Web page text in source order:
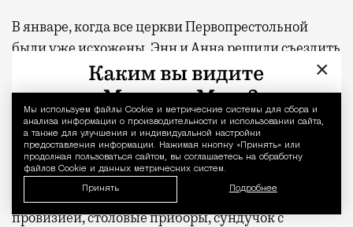
В январе, когда все церкви Первопрестольной
были уже исхожены, Энн и Анна решили съездить
в Троице-Сергиеву лавру. Письмом на имя
настоятеля их обеспечила графиня Вера Панина.
Собирались на три дня так, словно ехали на месяц.
Взяли спальные матрасы и подушки, пузатый
дорожный кофр с домашними вещами, платьями,
халатами, чепцами, теплым нижним бельем и
бельем постельным, корзину, набитую доверху
провизией, столовые приборы, сундучок с
Уведомление
Мы используем файлы Сookie и метрические системы для сбора и
анализа информации о производительности и использовании сайта,
а также для улучшения и индивидуальной настройки
предоставления информации. Нажимая кнопку «Принять» или
продолжая пользоваться сайтом, вы соглашаетесь на обработку
файлов Cookie и данных метрических систем.
Принять Подробнее
×